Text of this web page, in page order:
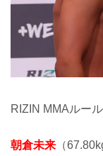
RIZIN MMAルー
朝倉未来 （